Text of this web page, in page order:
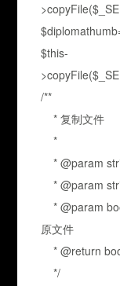
$this-
/**
* 复制文件
*
* @param
* @param
* @param
原文件
* @return
*/